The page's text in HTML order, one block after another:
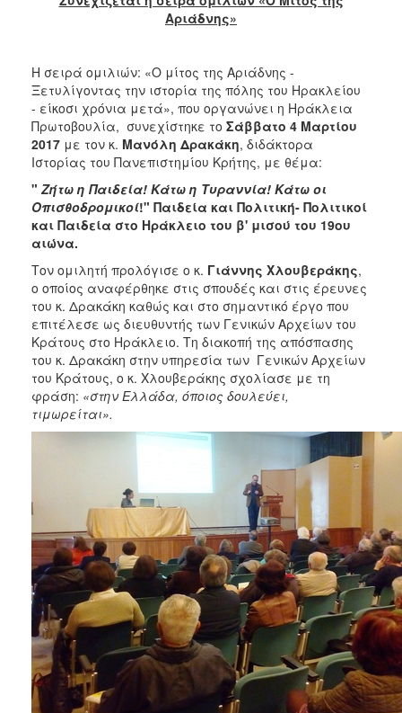
2015
2012
2011
ΔΗΜΟΣ
ΠΟΛΙΤΙΣΜΟΣ
ΑΝΘΕΚΤΙΚΗ
ΠΟΛΗ
Αριάδνης»
Η σειρά ομιλιών: «Ο μίτος της Αριάδνης -
Ξετυλίγοντας την ιστορία της πόλης του Ηρακλείου
- είκοσι χρόνια μετά», που οργανώνει η Ηράκλεια
Πρωτοβουλία, συνεχίστηκε το Σάββατο 4 Μαρτίου
2017 με τον κ. Μανόλη Δρακάκη, διδάκτορα
Ιστορίας του Πανεπιστημίου Κρήτης, με θέμα:
" Ζήτω η Παιδεία! Κάτω η Τυραννία! Κάτω οι
Οπισθοδρομικοί!" Παιδεία και Πολιτική- Πολιτικοί
και Παιδεία στο Ηράκλειο του β' μισού του 19ου
αιώνα.
Τον ομιλητή προλόγισε ο κ. Γιάννης Χλουβεράκης,
ο οποίος αναφέρθηκε στις σπουδές και στις έρευνες
του κ. Δρακάκη καθώς και στο σημαντικό έργο που
επιτέλεσε ως διευθυντής των Γενικών Αρχείων του
Κράτους στο Ηράκλειο. Τη διακοπή της απόσπασης
του κ. Δρακάκη στην υπηρεσία των Γενικών Αρχείων
του Κράτους, ο κ. Χλουβεράκης σχολίασε με τη
φράση: «στην Ελλάδα, όποιος δουλεύει,
τιμωρείται».